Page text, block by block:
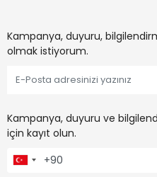
Kampanya, duyuru,
olmak istiyorum.
Kampanya, duyuru ve
için kayıt olun.